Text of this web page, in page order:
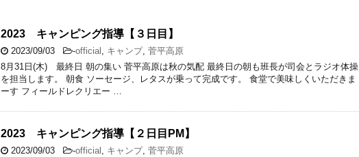
2023 キャンピング指導【３日目】
2023/09/03 -official , キャンプ, 菅平高原
8月31日(木) 最終日 朝の集い 菅平高原は秋の気配 最終日の朝も班長が司会とラジオ体操
を担当します。 朝食 ソーセージ、レタスが乗って完成です。 食堂で美味しくいただきま
ーす フィールドレクリエー …
2023 キャンピング指導【２日目PM】
2023/09/03 -official , キャンプ, 菅平高原